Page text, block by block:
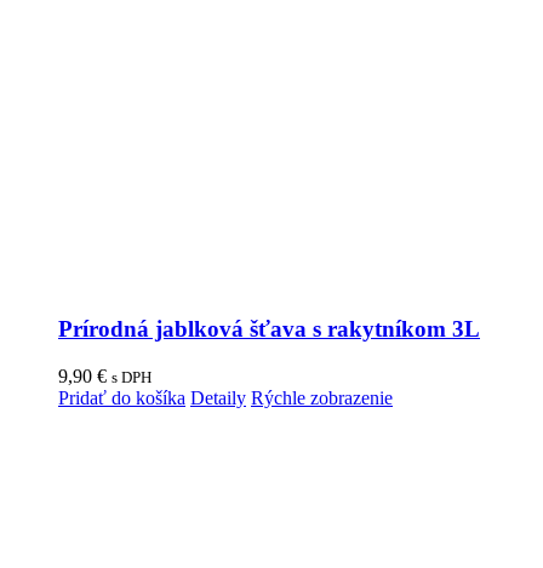
Prírodná jablková šťava s rakytníkom 3L
9,90 € s DPH
Pridať do košíka Detaily Rýchle zobrazenie